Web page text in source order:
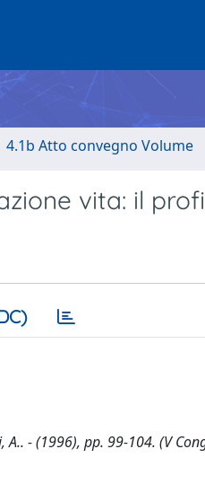
4.1b Atto convegno Volume
vita: il
- (1996), pp. 99-104. (V